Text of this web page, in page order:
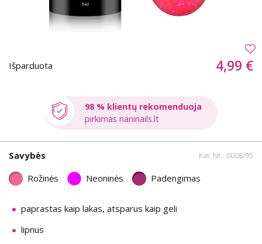
Išparduota 4,99 €
98 % klientų rekomenduoja
pirkimas naninails.lt
Savybės Kat. Nr.: 0008/95
Rožinės Neoninės Padengimas
paprastas kaip lakas, atsparus kaip geli
lipnus